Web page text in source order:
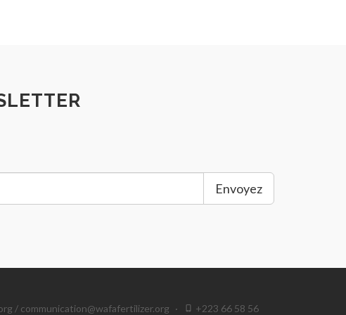
Envoyez
/ communication@wafafertilizer.org · +223 66 58 56